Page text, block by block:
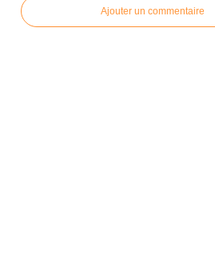
Ajouter un commentaire